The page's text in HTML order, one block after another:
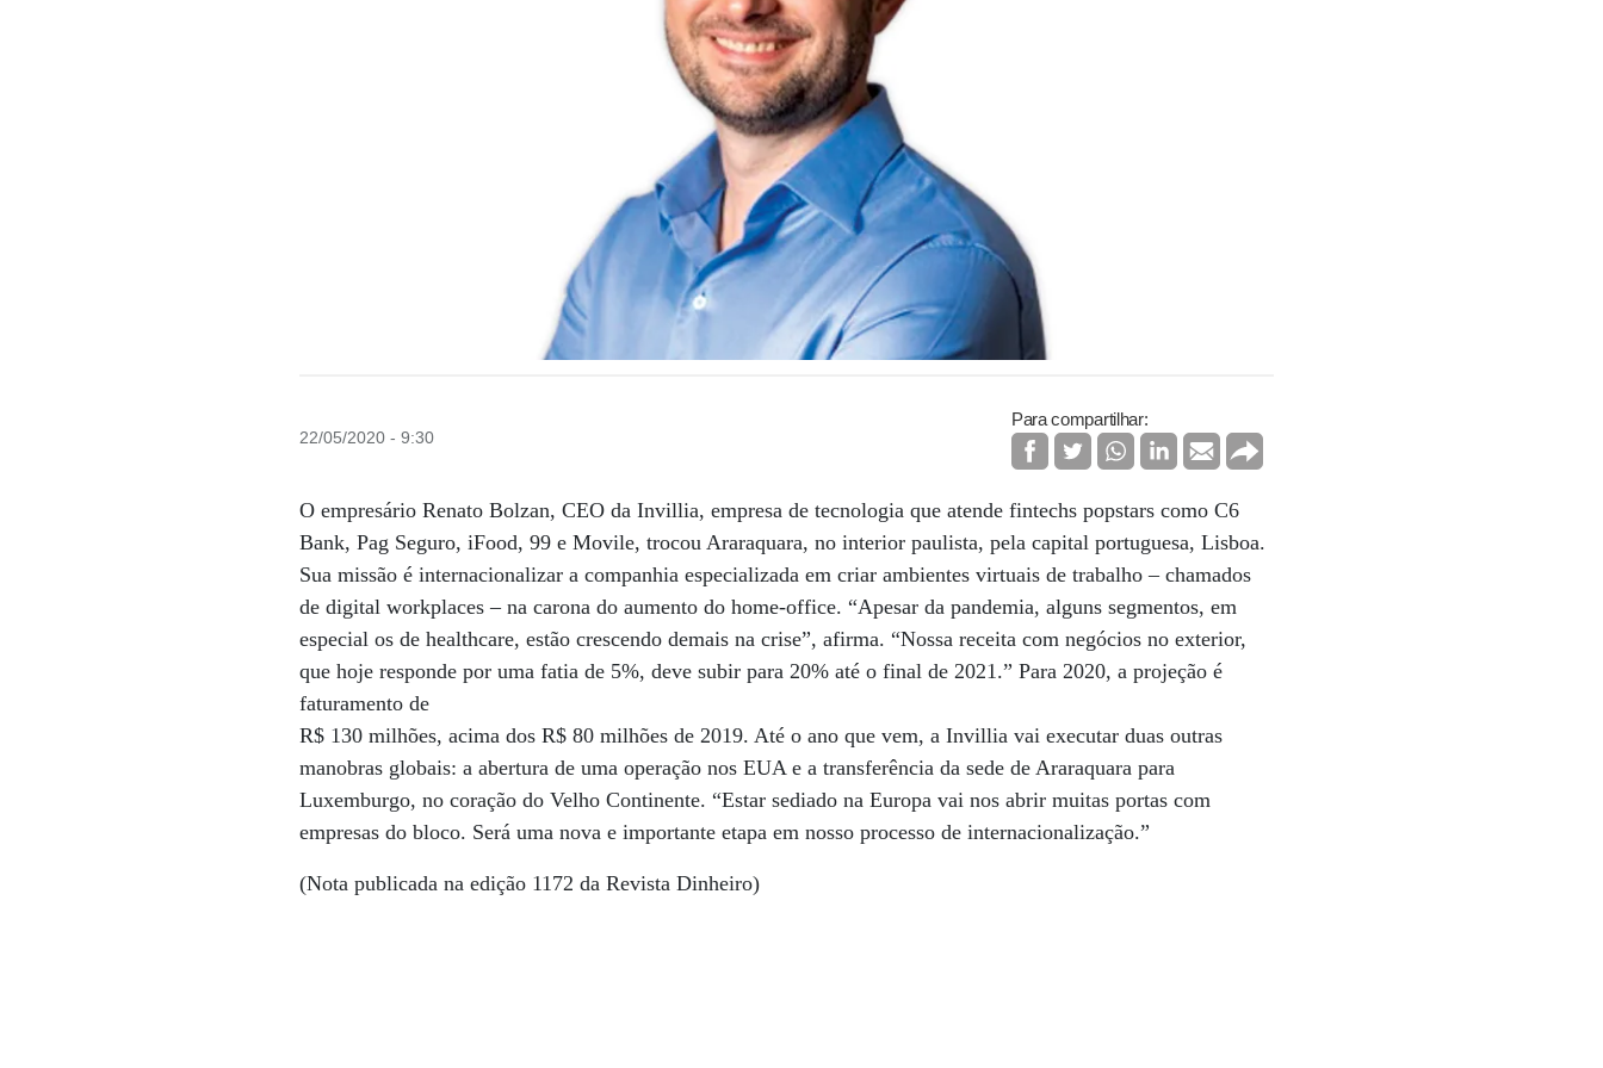
22/05/2020 - 9:30
Para compartilhar:
O empresário Renato Bolzan, CEO da Invillia, empresa de tecnologia que atende fintechs popstars como C6
Bank, Pag Seguro, iFood, 99 e Movile, trocou Araraquara, no interior paulista, pela capital portuguesa, Lisboa.
Sua missão é internacionalizar a companhia especializada em criar ambientes virtuais de trabalho – chamados
de digital workplaces – na carona do aumento do home-office. “Apesar da pandemia, alguns segmentos, em
especial os de healthcare, estão crescendo demais na crise”, afirma. “Nossa receita com negócios no exterior,
que hoje responde por uma fatia de 5%, deve subir para 20% até o final de 2021.” Para 2020, a projeção é
faturamento de
R$ 130 milhões, acima dos R$ 80 milhões de 2019. Até o ano que vem, a Invillia vai executar duas outras
manobras globais: a abertura de uma operação nos EUA e a transferência da sede de Araraquara para
Luxemburgo, no coração do Velho Continente. “Estar sediado na Europa vai nos abrir muitas portas com
empresas do bloco. Será uma nova e importante etapa em nosso processo de internacionalização.”
(Nota publicada na edição 1172 da Revista Dinheiro)